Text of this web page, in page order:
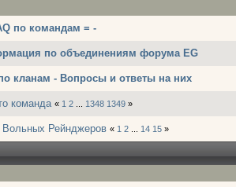
по командам = -
по объединениям форума EG
кланам - Вопросы и ответы на них
команда « 1 2 ... 1348 1349 »
Рейнджеров « 1 2 ... 14 15 »